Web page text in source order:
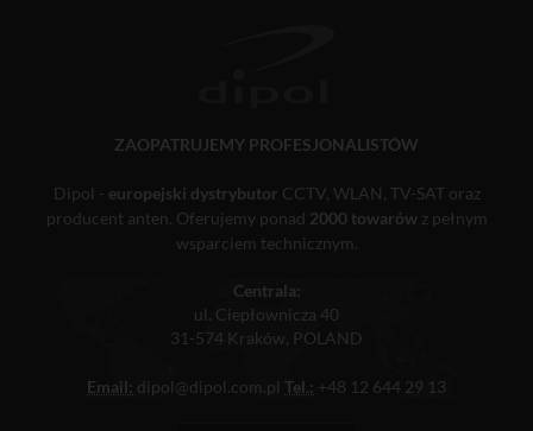
ZAOPATRUJEMY PROFESJONALISTÓW
Dipol - europejski dystrybutor CCTV, WLAN, TV-SAT oraz
producent anten. Oferujemy ponad 2000 towarówz pełnym
wsparciem technicznym.
Centrala:
ul. Ciepłownicza 40
31-574 Kraków, POLAND
Email: dipol@dipol.com.pl Tel.: +48 12 644 29 13